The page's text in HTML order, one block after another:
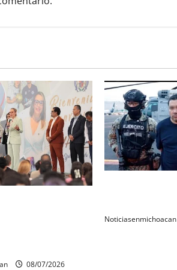
08/07/2026
Noticiasenmichoacan